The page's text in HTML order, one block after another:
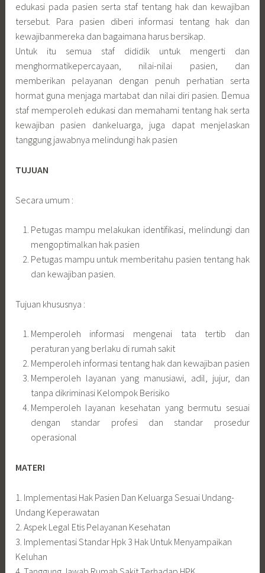
edukasi pada pasien serta staf tentang hak dan kewajiban
tersebut. Para pasien diberi informasi tentang hak dan
kewajibanmereka dan bagaimana harus bersikap.
Untuk itu semua staf dididik untuk mengerti dan
menghormatikepercayaan, nilai-nilai pasien, dan
memberikan pelayanan dengan penuh perhatian serta
hormat guna menjaga martabat dan nilai diri pasien. emua
staf memperoleh edukasi dan memahami tentang hak serta
kewajiban pasien dankeluarga, juga dapat menjelaskan
tanggung jawabnya melindungi hak pasien
TUJUAN
Secara umum :
Petugas mampu melakukan identifikasi, melindungi dan
mengoptimalkan hak pasien
Petugas mampu untuk memberitahu pasien tentang hak
dan kewajiban pasien.
Tujuan khususnya :
Memperoleh informasi mengenai tata tertib dan
peraturan yang berlaku di rumah sakit
Memperoleh informasi tentang hak dan kewajiban pasien
Memperoleh layanan yang manusiawi, adil, jujur, dan
tanpa dikriminasi Kelompok Berisiko
Memperoleh layanan kesehatan yang bermutu sesuai
dengan standar profesi dan standar prosedur
operasional
MATERI
1. Implementasi Hak Pasien Dan Keluarga Sesuai Undang-
Undang Keperawatan
2. Aspek Legal Etis Pelayanan Kesehatan
3. Implementasi Standar Hpk 3 Hak Untuk Menyampaikan
Keluhan